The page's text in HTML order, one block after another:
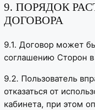
9. ПОРЯДОК
ДОГОВОРА
9.1. Договор может
соглашению Сторон
9.2. Пользователь
отказаться от
кабинета, при этом